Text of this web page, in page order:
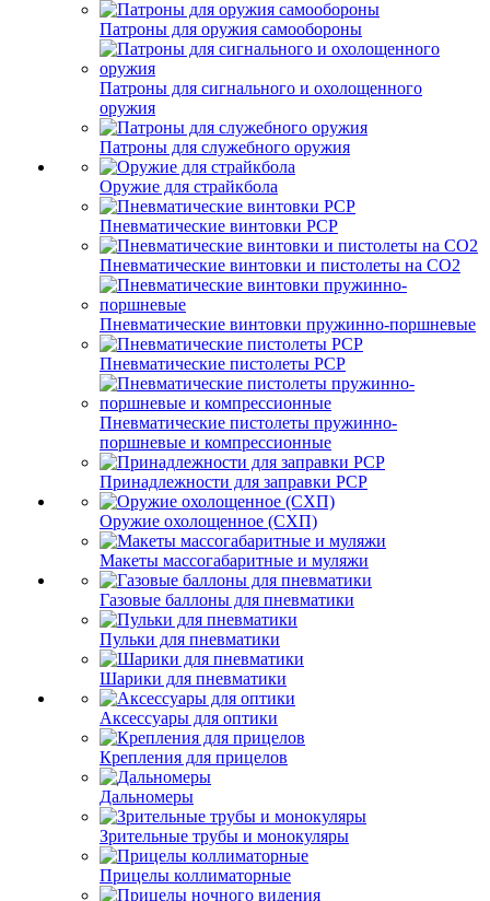
Патроны для оружия самообороны
Патроны для сигнального и охолощенного
оружия
Патроны для служебного оружия
Оружие для страйкбола
Пневматические винтовки PCP
Пневматические винтовки и пистолеты на CO2
Пневматические винтовки пружинно-поршневые
Пневматические пистолеты PCP
Пневматические пистолеты пружинно-
поршневые и компрессионные
Принадлежности для заправки PCP
Оружие охолощенное (СХП)
Макеты массогабаритные и муляжи
Газовые баллоны для пневматики
Пульки для пневматики
Шарики для пневматики
Аксессуары для оптики
Крепления для прицелов
Дальномеры
Зрительные трубы и монокуляры
Прицелы коллиматорные